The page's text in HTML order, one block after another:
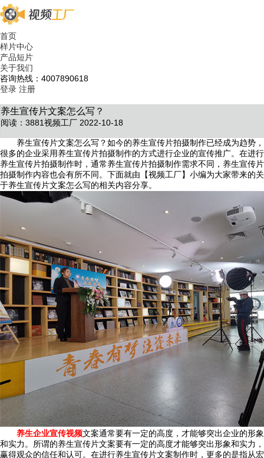
首页
样片中心
产品短片
关于我们
咨询热线：4007890618
登录 注册
养生宣传片文案怎么写？
阅读：3881视频工厂 2022-10-18
养生宣传片文案怎么写？如今的养生宣传片拍摄制作已经成为趋势，
很多的企业采用养生宣传片拍摄制作的方式进行企业的宣传推广。在进行
养生宣传片拍摄制作时，通常养生宣传片拍摄制作需求不同，养生宣传片
拍摄制作内容也会有所不同。下面就由【视频工厂】小编为大家带来的关
于养生宣传片文案怎么写的相关内容分享。
养生企业宣传视频文案通常要有一定的高度，才能够突出企业的形象
和实力。所谓的养生宣传片文案要有一定的高度才能够突出形象和实力，
赢得观众的信任和认可。在进行养生宣传片文案制作时，更多的是指从宏